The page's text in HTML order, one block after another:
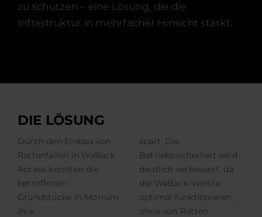
zu schützen – eine Lösung, die die
Infrastruktur in mehrfacher Hinsicht stärkt.
DIE LÖSUNG
Durch den Einbau von
Rattenfallen in WaBack
Access konnten die
betroffenen
Grundstücke in Mörrum
ihre
spart. Die
Betriebssicherheit wird
deutlich verbessert, da
die WaBack-Ventile
optimal funktionieren,
ohne von Ratten